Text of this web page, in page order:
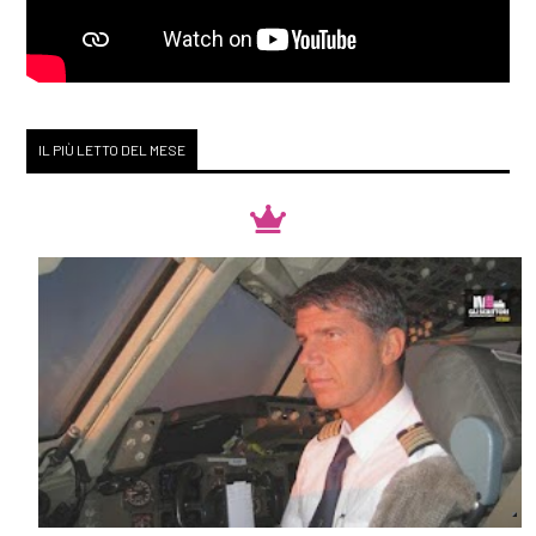
Gennaio 2019
[14]Sulle ali della fantasia, di
Ornella Nalon: incipit
[19]Sotto il sole di
mezzanotte, di Higashino
Keigo: incipit
Ottobre 2018
IL PIÙ LETTO DEL MESE